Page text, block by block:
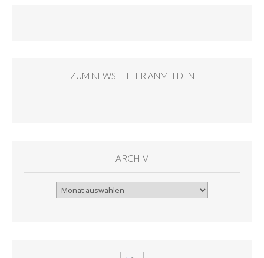
ZUM NEWSLETTER ANMELDEN
ARCHIV
Archiv